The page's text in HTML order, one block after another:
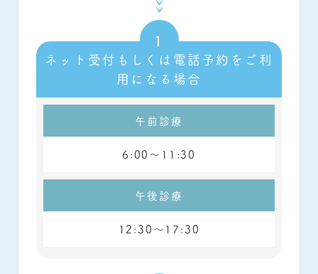
ネット受付もしくは電話予約をご利
用になる場合
午前診療
6:00～11:30
午後診療
12:30～17:30